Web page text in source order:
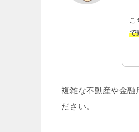
こ
で
複雑な不動産や金融
ださい。